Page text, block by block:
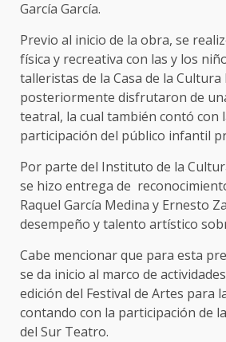
García García.
Previo al inicio de la obra, se
física y recreativa con las y los
talleristas de la Casa de la
posteriormente disfrutaron de
teatral, la cual también contó con
participación del público infantil
Por parte del Instituto de la
se hizo entrega de
Raquel García Medina y Ernesto
desempeño y talento artístico
Cabe mencionar que para esta
se da inicio al marco de
edición del Festival de Artes para
contando con la participación de
del Sur Teatro.